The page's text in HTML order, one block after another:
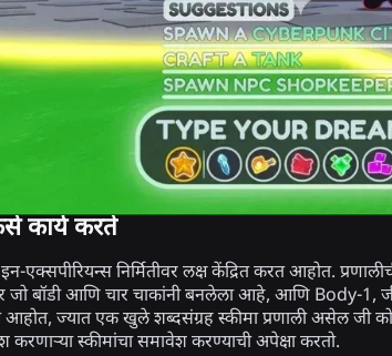
कार्य करते
इन-एक्सपीरियन्स निर्मितीवर लक्ष केंद्रित करत आहोत.
जो बॉडी आणि चार चाकांनी बनलेला आहे, आणि Body-
ज्यात एक खुले शब्दसंग्रह स्कीमा प्रणाली असेल जी
करणाऱ्या स्कीमांचा समावेश करण्याची अपेक्षा करतो.